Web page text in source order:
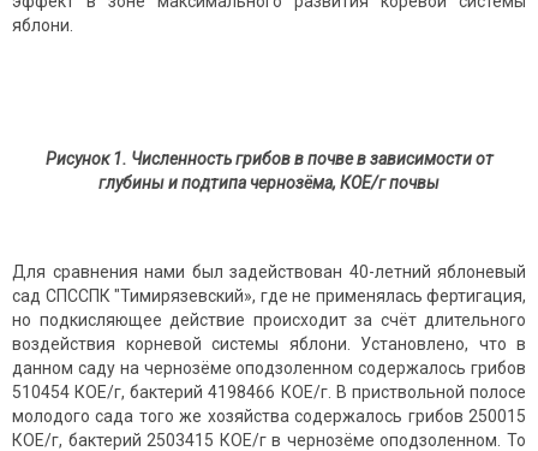
яблони.
Рисунок 1. Численность грибов в почве в зависимости от
глубины и подтипа чернозёма, КОЕ/г почвы
Для сравнения нами был задействован 40-летний яблоневый
сад СПССПК "Тимирязевский», где не применялась фертигация,
но подкисляющее действие происходит за счёт длительного
воздействия корневой системы яблони. Установлено, что в
данном саду на чернозёме оподзоленном содержалось грибов
510454 КОЕ/г, бактерий 4198466 КОЕ/г. В приствольной полосе
молодого сада того же хозяйства содержалось грибов 250015
КОЕ/г, бактерий 2503415 КОЕ/г в чернозёме оподзоленном. То